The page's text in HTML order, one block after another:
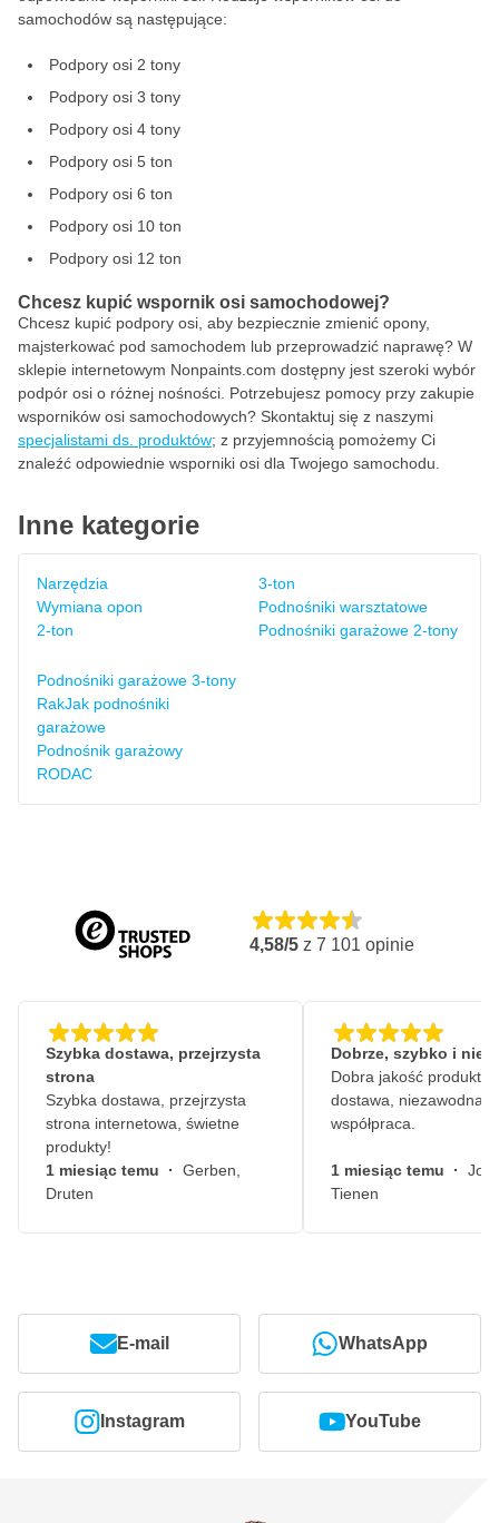
samochodów są następujące:
Podpory osi 2 tony
Podpory osi 3 tony
Podpory osi 4 tony
Podpory osi 5 ton
Podpory osi 6 ton
Podpory osi 10 ton
Podpory osi 12 ton
Chcesz kupić wspornik osi samochodowej?
Chcesz kupić podpory osi, aby bezpiecznie zmienić opony,
majsterkować pod samochodem lub przeprowadzić naprawę? W
sklepie internetowym Nonpaints.com dostępny jest szeroki wybór
podpór osi o różnej nośności. Potrzebujesz pomocy przy zakupie
wsporników osi samochodowych? Skontaktuj się z naszymi
specjalistami ds. produktów; z przyjemnością pomożemy Ci
znaleźć odpowiednie wsporniki osi dla Twojego samochodu.
Inne kategorie
Narzędzia
Wymiana opon
2-ton
3-ton
Podnośniki warsztatowe
Podnośniki garażowe 2-tony
Podnośniki garażowe 3-tony
RakJak podnośniki
garażowe
Podnośnik garażowy
RODAC
4,58/5 z 7 101 opinie
Szybka dostawa, przejrzysta
strona
Szybka dostawa, przejrzysta
strona internetowa, świetne
produkty!
1 miesiąc temu · Gerben,
Druten
Dobrze, szybko i
Dobra jakość
dostawa, niezawodna
współpraca.
1 miesiąc temu ·
Tienen
E-mail WhatsApp
Instagram YouTube